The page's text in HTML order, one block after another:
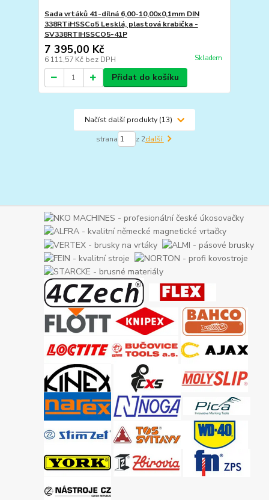
Sada vrtáků 41-dílná 6,00-10,00x0,1mm DIN
338RTiHSSCo5 Lesklá, plastová krabička -
SV338RTIHSSCO5-41P
7 395,00 Kč
6 111,57 Kč bez DPH Skladem
Přidat do košíku
Načíst další produkty (13)
strana z 2další